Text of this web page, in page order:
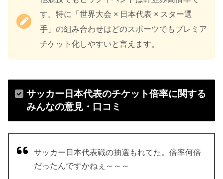
す。特に「世界大会 × 日本代表 × スター選
手」の組み合わせはどのスポーツでもプレミア
チケット化しやすいと言えます。
サッカー日本代表のチケット倍率に関する
みんなの意見・口コミ
サッカー日本代表戦の抽選もれてた。倍率何倍
だったんですかねぇ～～～